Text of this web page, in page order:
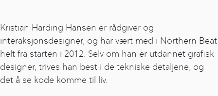
Kristian Harding Hansen er rådgiver og
interaksjonsdesigner, og har vært med i Northern Beat
helt fra starten i 2012. Selv om han er utdannet grafisk
designer, trives han best i de tekniske detaljene, og
det å se kode komme til liv.